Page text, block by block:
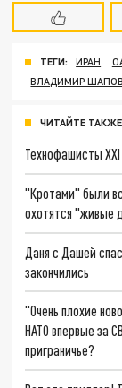
ТЕГИ: ИРАН
ВЛАДИМИР
ЧИТАЙТЕ
Технофашисты XXI
"Кротами" были
охотятся "живые
Даня с Дашей
закончились
"Очень плохие
НАТО впервые за
приграничье?